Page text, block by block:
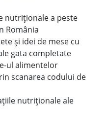
nutriționale a peste
România
și idei de mese cu
gata completate
ul alimentelor
scanarea codului de
nutriționale ale